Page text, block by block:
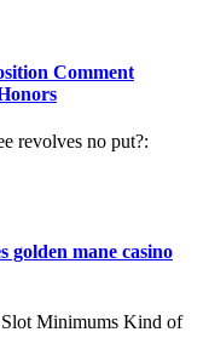
Comment
revolves no put?:
golden mane casino
Slot Minimums Kind of